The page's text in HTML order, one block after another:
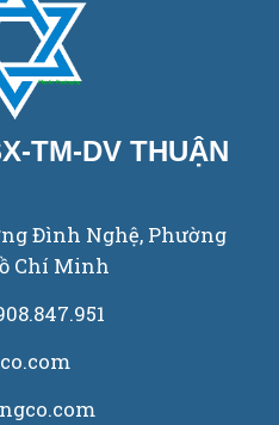
TM-DV THUẬN
Đình Nghệ, Phường
Chí Minh